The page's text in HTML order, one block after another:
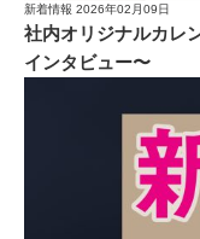
新着情報 2026年02月09日
社内オリジナルカレ
インタビュー〜